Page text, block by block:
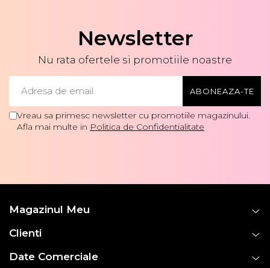
Newsletter
Nu rata ofertele si promotiile noastre
Vreau sa primesc newsletter cu promotiile magazinului.
Afla mai multe in Politica de Confidentialitate
Magazinul Meu
Clienti
Date Comerciale